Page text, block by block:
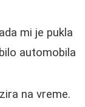
mi je pukla
automobila
na vreme.